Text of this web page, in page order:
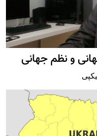
و نظم جهانی